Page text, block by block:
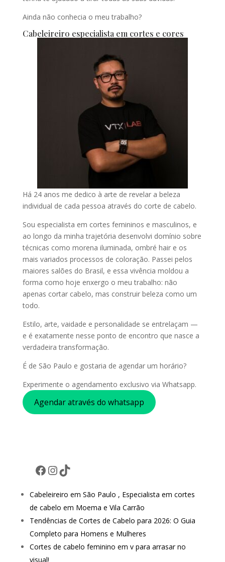
Ainda não conhecia o meu trabalho?
Cabeleireiro especialista em cortes e cores
Há 24 anos me dedico à arte de revelar a beleza
individual de cada pessoa através do corte de cabelo.
Sou especialista em cortes femininos e masculinos, e
ao longo da minha trajetória desenvolvi domínio sobre
técnicas como morena iluminada, ombré hair e os
mais variados processos de coloração. Passei pelos
maiores salões do Brasil, e essa vivência moldou a
forma como hoje enxergo o meu trabalho: não
apenas cortar cabelo, mas construir beleza como um
todo.
Estilo, arte, vaidade e personalidade se entrelaçam —
e é exatamente nesse ponto de encontro que nasce a
verdadeira transformação.
É de São Paulo e gostaria de agendar um horário?
Experimente o agendamento exclusivo via Whatsapp.
Agendar através do whatsapp
Facebook
Instagram
TikTok
Cabeleireiro em São Paulo , Especialista em cortes
de cabelo em Moema e Vila Carrão
Tendências de Cortes de Cabelo para 2026: O Guia
Completo para Homens e Mulheres
Cortes de cabelo feminino em v para arrasar no
visual!